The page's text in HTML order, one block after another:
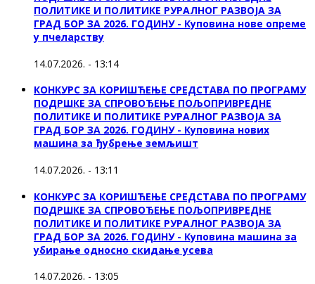
ПОЛИТИКЕ И ПОЛИТИКЕ РУРАЛНОГ РАЗВОЈА ЗА
ГРАД БОР ЗА 2026. ГОДИНУ - Куповина нове опреме
у пчеларству
14.07.2026. - 13:14
КОНКУРС ЗА КОРИШЋЕЊЕ СРЕДСТАВА ПО ПРОГРАМУ
ПОДРШКЕ ЗА СПРОВОЂЕЊЕ ПОЉОПРИВРЕДНЕ
ПОЛИТИКЕ И ПОЛИТИКЕ РУРАЛНОГ РАЗВОЈА ЗА
ГРАД БОР ЗА 2026. ГОДИНУ - Куповина нових
машина за ђубрење земљишт
14.07.2026. - 13:11
КОНКУРС ЗА КОРИШЋЕЊЕ СРЕДСТАВА ПО ПРОГРАМУ
ПОДРШКЕ ЗА СПРОВОЂЕЊЕ ПОЉОПРИВРЕДНЕ
ПОЛИТИКЕ И ПОЛИТИКЕ РУРАЛНОГ РАЗВОЈА ЗА
ГРАД БОР ЗА 2026. ГОДИНУ - Куповинa машина за
убирање односно скидање усева
14.07.2026. - 13:05